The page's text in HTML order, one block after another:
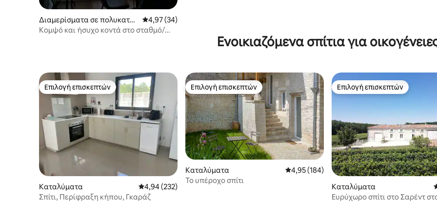
Διαμερίσματα σε πολυκατοι
κία
Μέση βαθμολογία: 4,97 στα 5, 34 κριτικές
4,97 (34)
Κομψό και ήσυχο κοντά στο σταθμό/
Ενοικιαζόμενα σπίτια για
Επιλογή επισκεπτών
Επιλογή επισκεπτών
Καταλύματα Μέση βαθμολογία: 4,94 στα 5, 232 κριτικές
4,94 (232)
Σπίτι, Περίφραξη κήπου, Γκαράζ
Επιλογή επισκεπτών
Επιλογή επισκεπτών
Καταλύματα Μέση βαθμολογία: 4,95 στα 5, 184 κριτικές
4,95 (184)
Το υπέροχο σπίτι
Επιλογή επισκεπτών
Επιλογή επισκεπτών
Καταλύματα
Ευρύχωρο σπίτι στο Σαρέντ